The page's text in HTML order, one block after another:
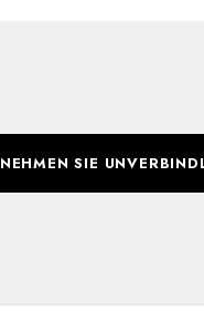
NEHMEN SIE